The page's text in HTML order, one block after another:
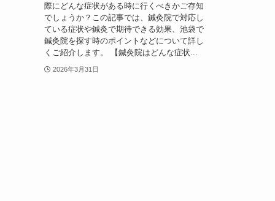
際にどんな症状がある時に行くべきかご存知
でしょうか？この記事では、鍼灸院で対応し
ている症状や鍼灸で期待できる効果、池袋で
鍼灸院を探す時のポイントなどについて詳し
くご紹介します。 【鍼灸院はどんな症状...
2026年3月31日